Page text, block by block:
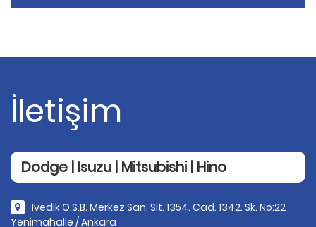
İletişim
Dodge | Isuzu | Mitsubishi | Hino
İvedik O.S.B. Merkez San. Sit. 1354. Cad. 1342. Sk. No:22
Yenimahalle / Ankara